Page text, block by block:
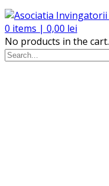
0 items | 0,00 lei
No products in the cart.